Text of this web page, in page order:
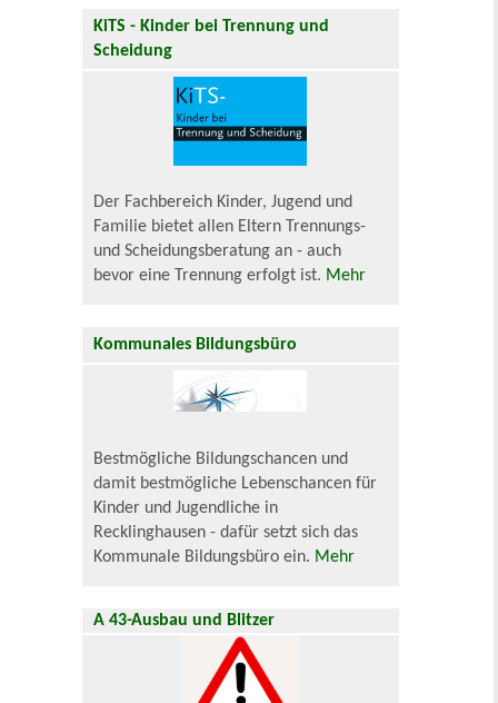
KiTS - Kinder bei Trennung und
Scheidung
Der Fachbereich Kinder, Jugend und
Familie bietet allen Eltern Trennungs-
und Scheidungsberatung an - auch
bevor eine Trennung erfolgt ist. Mehr
Kommunales Bildungsbüro
Bestmögliche Bildungschancen und
damit bestmögliche Lebenschancen für
Kinder und Jugendliche in
Recklinghausen - dafür setzt sich das
Kommunale Bildungsbüro ein. Mehr
A 43-Ausbau und Blitzer